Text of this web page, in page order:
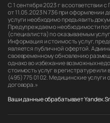
С 1 сентября 2023 г в соответствии
от 11.05.2023 N 736 при оформлении
услуги необходимо предъявить
Предупреждаем о необходимости
(специалиста) по оказываемым
Информация и стоимость услуг,
является публичной офертой.
своевременному обновлению
однако во избежание возможных
стоимость услуг в регистратуре
(495) 775 01 02. Медицинские услуги
договора.»
Ваши данные обрабатывает